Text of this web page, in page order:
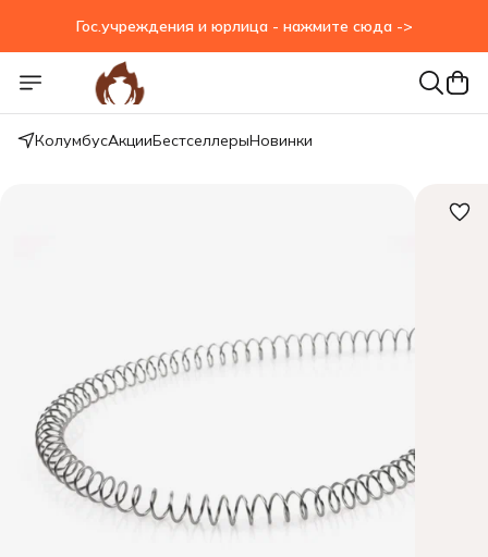
Гос.учреждения и юрлица - нажмите сюда ->
КолумбусАкцииБестселлерыНовинки